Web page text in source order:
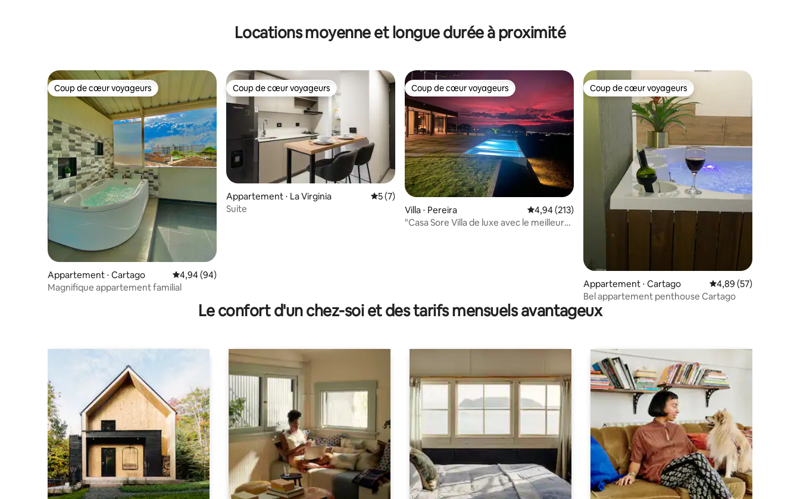
Locations moyenne et longue durée à proximité
Coup de cœur voyageurs
Coup de cœur voyageurs
Appartement ⋅ Cartago Évaluation moyenne sur la base de 94 commentaires : 4,94 sur 5
4,94 (94)
Magnifique appartement familial
Coup de cœur voyageurs
Coup de cœur voyageurs
Appartement ⋅ La Virginia Évaluation moyenne sur la base de 7 commentaires : 5 sur 5
5 (7)
Suite
Coup de cœur voyageurs
Coup de cœur voyageurs
Villa ⋅ Pereira Évaluation moyenne sur la base de 213 commentaires : 4,94 sur 5
4,94 (213)
"Casa Sore Villa de luxe avec le meilleur
Coup de cœur voyageurs
Coup de cœur voyageurs
Appartement ⋅ Cartago Évaluation moyenne
4,89 (57)
Bel appartement penthouse Cartago
Le confort d'un chez-soi et des tarifs mensuels avantageux